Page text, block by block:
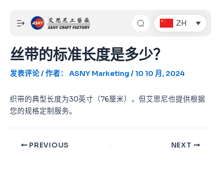
ZH
丝带的标准长度是多少？
发表评论/ 作者： ASNY Marketing/ 10 10 月, 2024
织带的典型长度为30英寸（76厘米），但艾思尼也提供根据
您的规格定制服务。
navigation
PREVIOUS NEXT